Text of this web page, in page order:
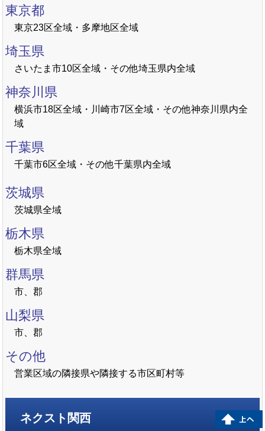
東京都
東京23区全域・多摩地区全域
埼玉県
さいたま市10区全域・その他埼玉県内全域
神奈川県
横浜市18区全域・川崎市7区全域・その他神奈川県内全
域
千葉県
千葉市6区全域・その他千葉県内全域
茨城県
茨城県全域
栃木県
栃木県全域
群馬県
市、郡
山梨県
市、郡
その他
営業区域の隣接県や隣接する市区町村等
ネクスト関西